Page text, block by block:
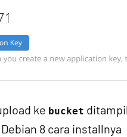
ke bucket
8 cara installnya